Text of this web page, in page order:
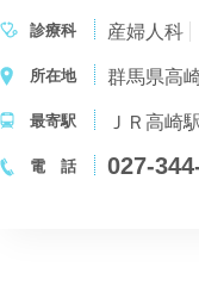
診療科 産婦人科
所在地 群馬県高
最寄駅 ＪＲ高崎
電 話 027-